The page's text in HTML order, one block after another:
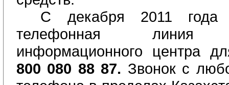
С декабря 2011 года
телефонная линия
информационного центра
800 080 88 87. Звонок с